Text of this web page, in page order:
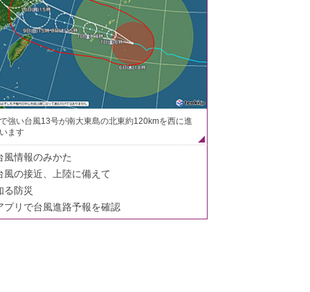
強い台風13号が南大東島の北東約120kmを西に進
ます
風情報のみかた
風の接近、上陸に備えて
る防災
プリで台風進路予報を確認